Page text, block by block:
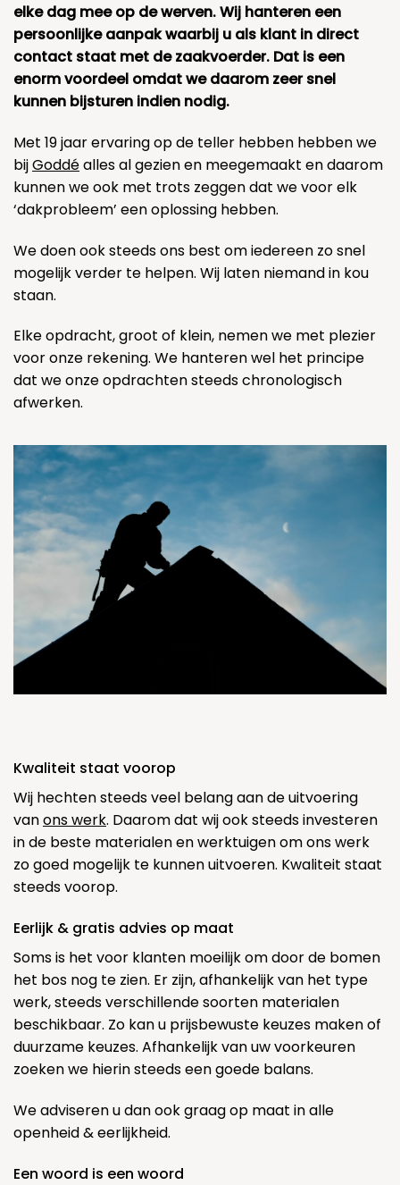
elke dag mee op de werven. Wij hanteren een
persoonlijke aanpak waarbij u als klant in direct
contact staat met de zaakvoerder. Dat is een
enorm voordeel omdat we daarom zeer snel
kunnen bijsturen indien nodig.
Met 19 jaar ervaring op de teller hebben hebben we
bijGoddéalles al gezien en meegemaakt en daarom
kunnen we ook met trots zeggen dat we voor elk
‘dakprobleem’ een oplossing hebben.
We doen ook steeds ons best om iedereen zo snel
mogelijk verder te helpen. Wij laten niemand in kou
staan.
Elke opdracht, groot of klein, nemen we met plezier
voor onze rekening. We hanteren wel het principe
dat we onze opdrachten steeds chronologisch
afwerken.
Kwaliteit staat voorop
Wij hechten steeds veel belang aan de uitvoering
vanons werk. Daarom dat wij ook steeds investeren
in de beste materialen en werktuigen om ons werk
zo goed mogelijk te kunnen uitvoeren. Kwaliteit staat
steeds voorop.
Eerlijk & gratis advies op maat
Soms is het voor klanten moeilijk om door de bomen
het bos nog te zien. Er zijn, afhankelijk van het type
werk, steeds verschillende soorten materialen
beschikbaar. Zo kan u prijsbewuste keuzes maken of
duurzame keuzes. Afhankelijk van uw voorkeuren
zoeken we hierin steeds een goede balans.
We adviseren u dan ook graag op maat in alle
openheid & eerlijkheid.
Een woord is een woord